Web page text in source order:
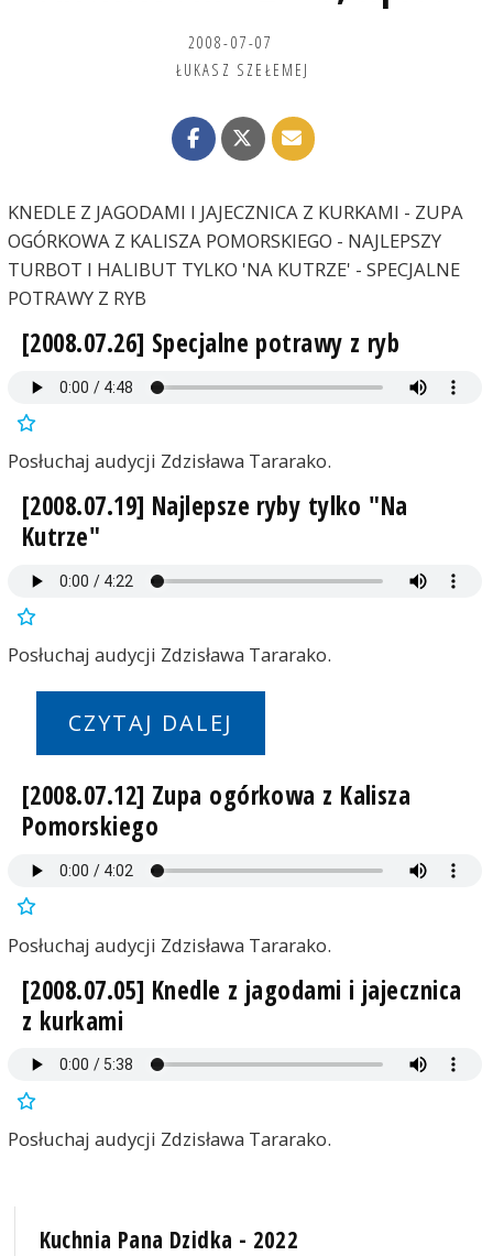
2008-07-07
ŁUKASZ SZEŁEMEJ
KNEDLE Z JAGODAMI I JAJECZNICA Z KURKAMI - ZUPA
OGÓRKOWA Z KALISZA POMORSKIEGO - NAJLEPSZY
TURBOT I HALIBUT TYLKO 'NA KUTRZE' - SPECJALNE
POTRAWY Z RYB
[2008.07.26] Specjalne potrawy z ryb
Posłuchaj audycji Zdzisława Tararako.
[2008.07.19] Najlepsze ryby tylko "Na
Kutrze"
Posłuchaj audycji Zdzisława Tararako.
CZYTAJ DALEJ
[2008.07.12] Zupa ogórkowa z Kalisza
Pomorskiego
Posłuchaj audycji Zdzisława Tararako.
[2008.07.05] Knedle z jagodami i jajecznica
z kurkami
Posłuchaj audycji Zdzisława Tararako.
Kuchnia Pana Dzidka - 2022